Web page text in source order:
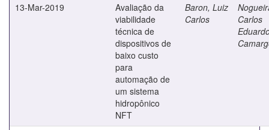
13-Mar-2019
Avaliação da
viabilidade
técnica de
dispositivos de
baixo custo
para
automação de
um sistema
hidropônico
NFT
Baron, Luiz
Carlos
Carlos